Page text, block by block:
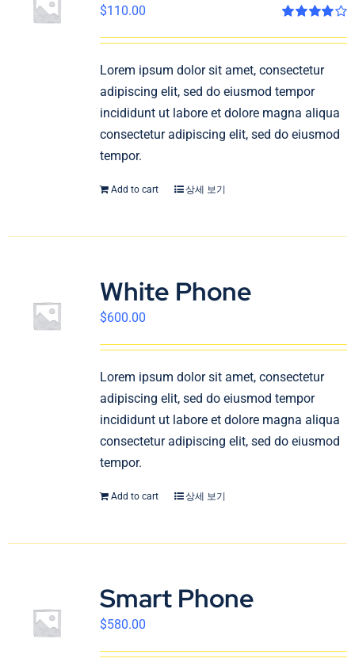
out of 5
$110.00
Lorem ipsum dolor sit amet, consectetur
adipiscing elit, sed do eiusmod tempor
incididunt ut labore et dolore magna aliqua
consectetur adipiscing elit, sed do eiusmod
tempor.
Add to cart 상세 보기
White Phone
$600.00
Lorem ipsum dolor sit amet, consectetur
adipiscing elit, sed do eiusmod tempor
incididunt ut labore et dolore magna aliqua
consectetur adipiscing elit, sed do eiusmod
tempor.
Add to cart 상세 보기
Smart Phone
$580.00